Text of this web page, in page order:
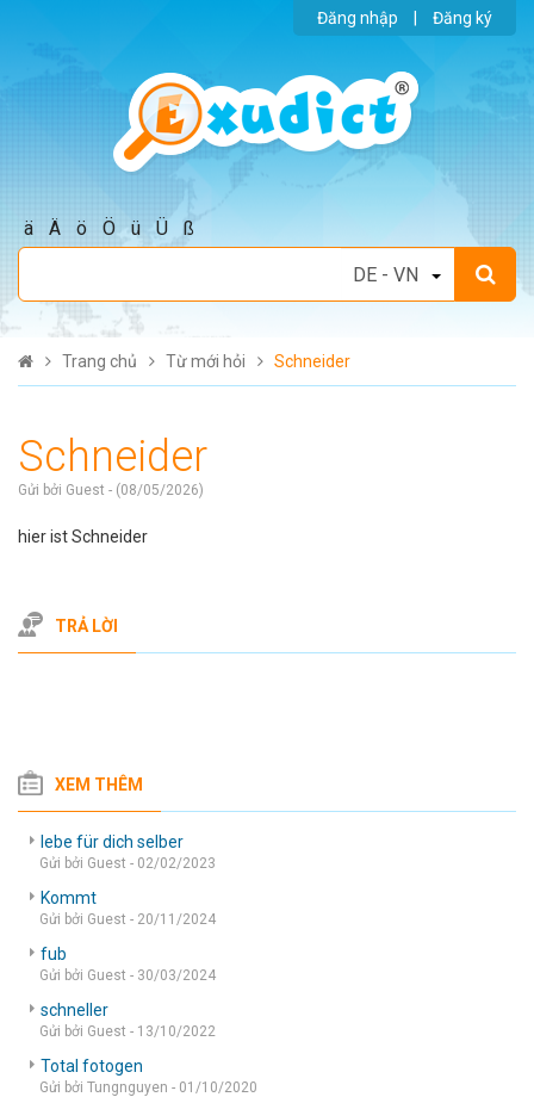
Đăng nhập Đăng ký
ä Ä ö Ö ü Ü ß
Trang chủ Từ mới hỏi Schneider
Schneider
Gửi bởi Guest - (08/05/2026)
hier ist Schneider
TRẢ LỜI
XEM THÊM
lebe für dich selber
Gửi bởi Guest - 02/02/2023
Kommt
Gửi bởi Guest - 20/11/2024
fub
Gửi bởi Guest - 30/03/2024
schneller
Gửi bởi Guest - 13/10/2022
Total fotogen
Gửi bởi Tungnguyen - 01/10/2020